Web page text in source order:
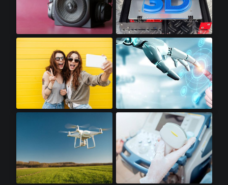
高保真音响​ 3D打印机​